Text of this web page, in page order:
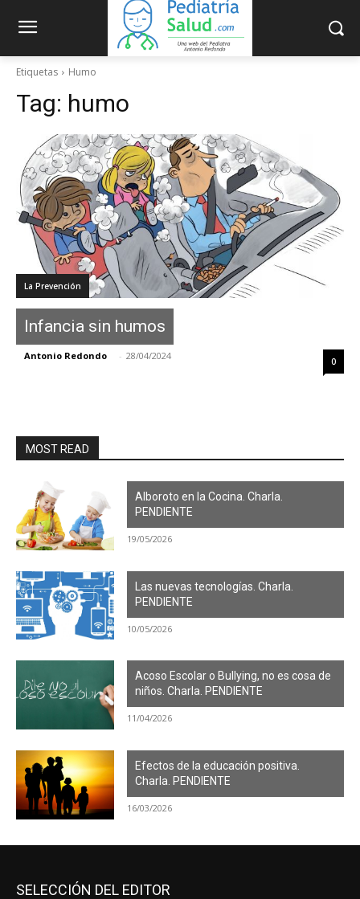
Etiquetas Humo
Tag: humo
La Prevención
Infancia sin humos
Antonio Redondo - 28/04/2024 0
MOST READ
Alboroto en la Cocina. Charla.
PENDIENTE
19/05/2026
Las nuevas tecnologías. Charla.
PENDIENTE
10/05/2026
Acoso Escolar o Bullying, no es cosa de
niños. Charla. PENDIENTE
11/04/2026
Efectos de la educación positiva.
Charla. PENDIENTE
16/03/2026
SELECCIÓN DEL EDITOR